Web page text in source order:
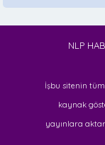
NLP
İşbu sitenin
kaynak
yayınlara